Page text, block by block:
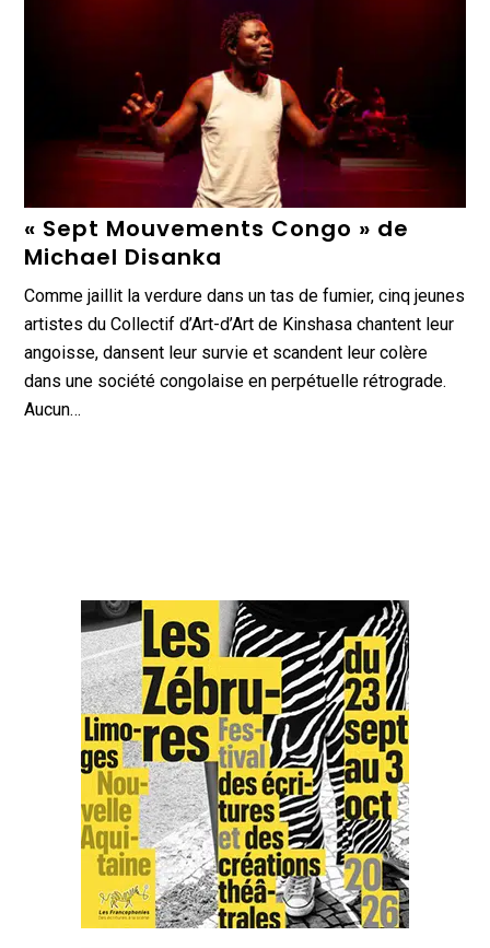
« Sept Mouvements Congo » de
Michael Disanka
Comme jaillit la verdure dans un tas de fumier, cinq jeunes
artistes du Collectif d’Art-d’Art de Kinshasa chantent leur
angoisse, dansent leur survie et scandent leur colère
dans une société congolaise en perpétuelle rétrograde.
Aucun…